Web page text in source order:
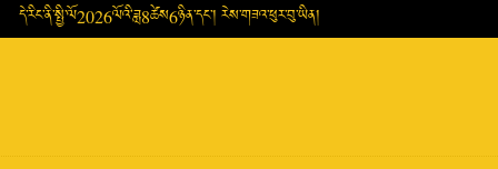
དེ་རིང་ནི་སྤྱི་ལོ2026ལོའི་ཟླ8ཚེས6ཉིན་དང་། རེས་གཟའ་ཕུར་བུ་ཡིན།